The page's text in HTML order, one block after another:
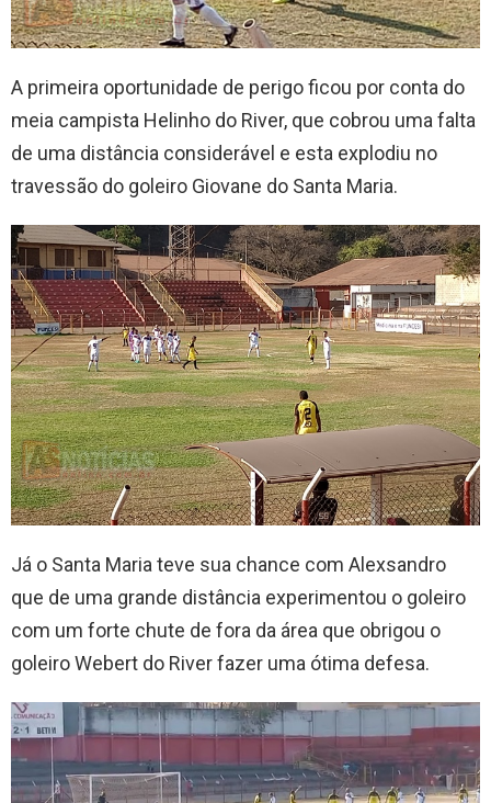
A primeira oportunidade de perigo ficou por conta do
meia campista Helinho do River, que cobrou uma falta
de uma distância considerável e esta explodiu no
travessão do goleiro Giovane do Santa Maria.
Já o Santa Maria teve sua chance com Alexsandro
que de uma grande distância experimentou o goleiro
com um forte chute de fora da área que obrigou o
goleiro Webert do River fazer uma ótima defesa.